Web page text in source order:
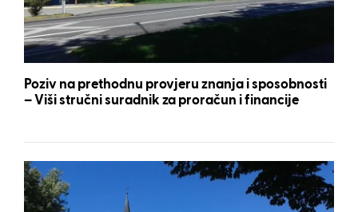
Poziv na prethodnu provjeru znanja i sposobnosti
– Viši stručni suradnik za proračun i financije